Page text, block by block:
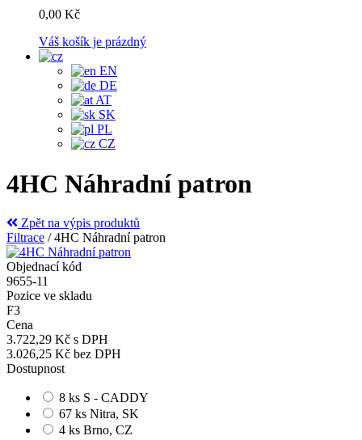
0,00 Kč
Váš košík je prázdný
EN
DE
AT
SK
PL
CZ
4HC Náhradní patron
Zpět na výpis produktů
Filtrace /4HC Náhradní patron
Objednací kód
9655-11
Pozice ve skladu
F3
Cena
3.722,29 Kč s DPH
3.026,25 Kč bez DPH
Dostupnost
8 ks S - CADDY
67 ks Nitra, SK
4 ks Brno, CZ